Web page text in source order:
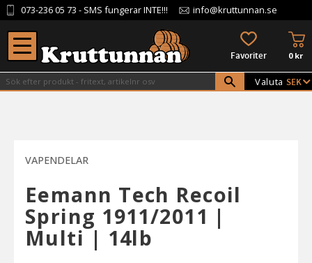
Meny
073-236 05 73 - SMS fungerar INTE!!! info@kruttunnan.se
FAVORITER 0kr
Valuta
VAPENDELAR
Eemann Tech Recoil
Spring 1911/2011 |
Multi | 14lb